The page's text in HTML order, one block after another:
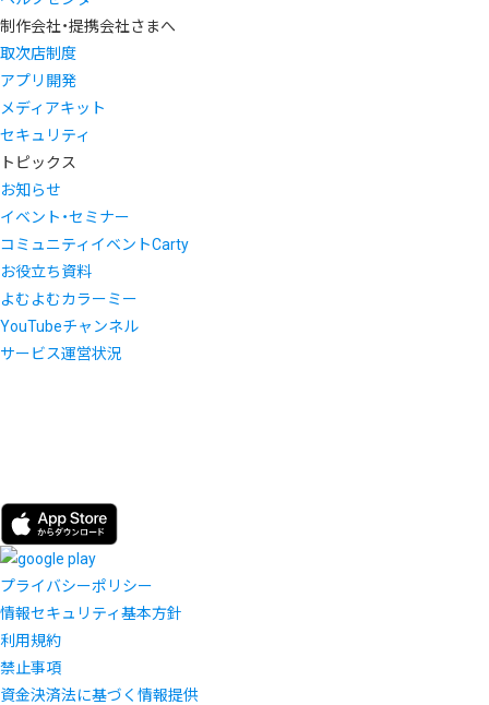
制作会社・提携会社さまへ
取次店制度
アプリ開発
メディアキット
セキュリティ
トピックス
お知らせ
イベント・セミナー
コミュニティイベントCarty
お役立ち資料
よむよむカラーミー
YouTubeチャンネル
サービス運営状況
プライバシーポリシー
情報セキュリティ基本方針
利用規約
禁止事項
資金決済法に基づく情報提供